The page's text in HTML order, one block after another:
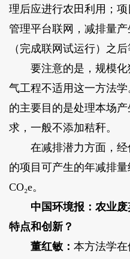
理后应进行农田利用；
管理平台联网，减排量
（完成联网试运行）之后
要注意的是，规模化
气工程不适用这一方法
的主要目的是处理本场
求，一般不添加秸秆。
在减排潜力方面，经
的项目可产生的年减排
CO₂e。
中国环境报：农业
特点和创新？
董红敏： 本方法学